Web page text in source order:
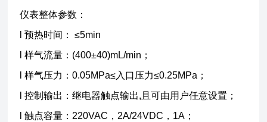
仪表整体参数：
l 预热时间： ≤5min
l 样气流量：(400±40)mL/min；
l 样气压力：0.05MPa≤入口压力≤0.25MPa；
l 控制输出：继电器触点输出,且可由用户任意设置；
l 触点容量：220VAC，2A/24VDC，1A；